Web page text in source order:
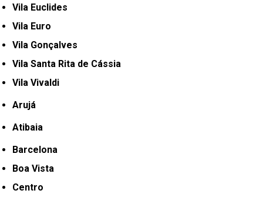
Vila Euclides
Vila Euro
Vila Gonçalves
Vila Santa Rita de Cássia
Vila Vivaldi
Arujá
Atibaia
Barcelona
Boa Vista
Centro